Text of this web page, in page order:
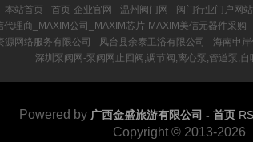
本站首页
首页-企业官网 温州阀门网 - 阀门行业门户网站
代理商_MAXIM公司_MAXIM芯片-MAXIM美信元器件采购
源网络服务有限公司
凤台县余泰卫浴有限公司 海南申
深圳泵阀网-泵阀网止回阀,调节阀,离心泵,管道泵,自
Powered by 广西金盛旅游有限公司 - 首页
Copyright © 2013-2026